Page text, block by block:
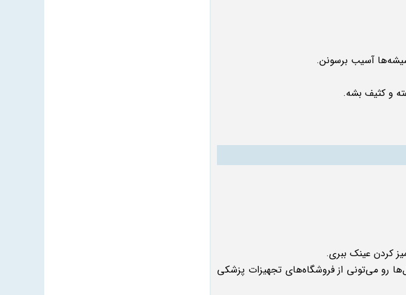
آسیب برسونن.
و کثیف بشه.
کردن عینک ببری.
رو می‌تونی از فروشگاه‌های تجهیزات پزشکی